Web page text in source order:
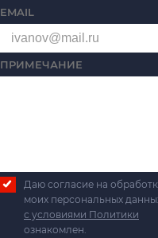
EMAIL
ПРИМЕЧАНИЕ
Даю согласие на
моих персональных
с условиями Политики
ознакомлен.